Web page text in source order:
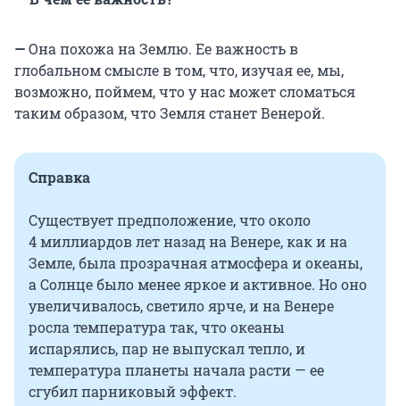
—Она похожа на Землю. Ее важность в
глобальном смысле в том, что, изучая ее, мы,
возможно, поймем, что у нас может сломаться
таким образом, что Земля станет Венерой.
Справка
Существует предположение, что около
4 миллиардов лет назад на Венере, как и на
Земле, была прозрачная атмосфера и океаны,
а Солнце было менее яркое и активное. Но оно
увеличивалось, светило ярче, и на Венере
росла температура так, что океаны
испарялись, пар не выпускал тепло, и
температура планеты начала расти — ее
сгубил парниковый эффект.